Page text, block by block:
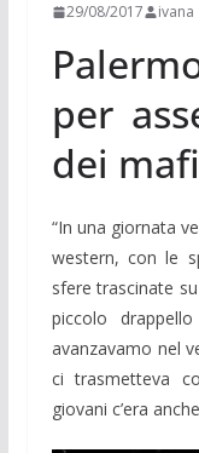
29/08/2017 ivana
per
dei
“In una giornata
western, con le
sfere trascinate
piccolo
avanzavamo nel
ci trasmetteva
giovani c’era